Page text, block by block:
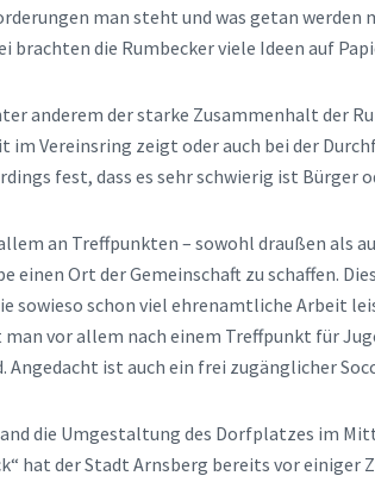
man steht und was getan werden
brachten die Rumbecker viele Ideen auf
anderem der starke Zusammenhalt der
im Vereinsring zeigt oder auch bei der
fest, dass es sehr schwierig ist Bürger
an Treffpunkten – sowohl draußen als
einen Ort der Gemeinschaft zu schaffen.
sowieso schon viel ehrenamtliche Arbeit
man vor allem nach einem Treffpunkt für
Angedacht ist auch ein frei zugänglicher
die Umgestaltung des Dorfplatzes im
hat der Stadt Arnsberg bereits vor einiger